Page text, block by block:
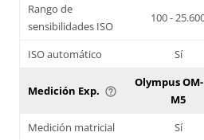
Rango de
sensibilidades ISO
100 -
ISO automático Sí
Medición Exp. help_outline
Olympus OM-
M5
Medición matricial Sí